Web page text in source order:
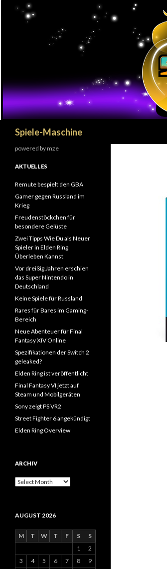
Spiele-Maschine
powered by mze
AKTUELLES
Remute bespielt den GBA
Gamer gegen Russland im
Krieg
Freudenstöckchen für
besondere Gelüste
Zwei Tipps Wie Du als Neuer
Spieler in Elden Ring
Überleben Kannst
Vor dreißig Jahren erschien
das Super Nintendo in
Deutschland
Keine Spiele für Russland
Rares für Bares im Gaming-
Bereich
Neue Abenteuer für Final
Fantasy XIV Online
Spezifikationen der Switch 2
geleaked?
Elden Ring ist veröffentlicht
Final Fantasy VI jetzt auf
Steam und Mobilgeräten
Sony zeigt PS VR2
Street Fighter 6 angekündigt
Elden Ring Overview
ARCHIV
Archiv
AUGUST 2026
M T W T F S
S
1
2
3
4 5 6 7 8
9